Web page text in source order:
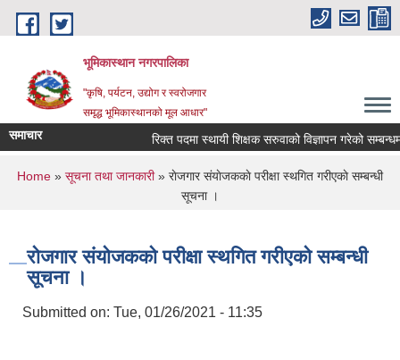
Skip to main content
भूमिकास्थान नगरपालिका
"कृषि, पर्यटन, उद्योग र स्वरोजगार
समृद्ध भूमिकास्थानको मूल आधार"
समाचार रिक्त पदमा स्थायी शिक्षक सरुवाको विज्ञापन गरेको सम्बन्धमा
You are here
Home » सूचना तथा जानकारी» राेजगार संयाेजककाे परीक्षा स्थगित गरीएकाे सम्बन्धी
सूचना ।
राेजगार संयाेजककाे परीक्षा स्थगित गरीएकाे सम्बन्धी
सूचना ।
Submitted on: Tue, 01/26/2021 - 11:35